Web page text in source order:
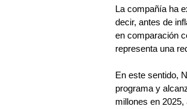
La compañía ha
decir, antes de
en comparación
representa una
En este sentido,
programa y
millones en